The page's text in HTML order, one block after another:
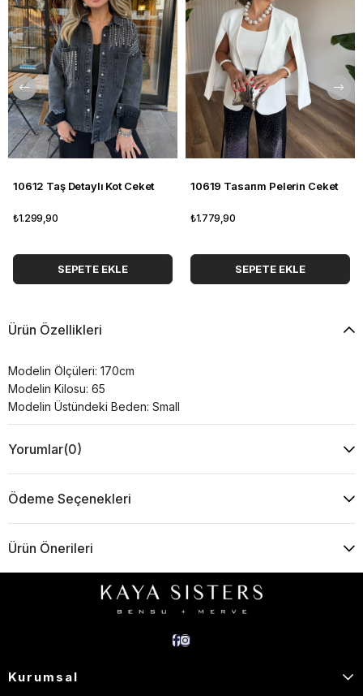
10612 Taş Detaylı Kot Ceket
₺1.299,90
SEPETE EKLE
10619 Tasarım Pelerin Ceket
₺1.779,90
SEPETE EKLE
Ürün Özellikleri
Modelin Ölçüleri: 170cm
Modelin Kilosu: 65
Modelin Üstündeki Beden: Small
Yorumlar(0)
Ödeme Seçenekleri
Ürün Önerileri
Kurumsal